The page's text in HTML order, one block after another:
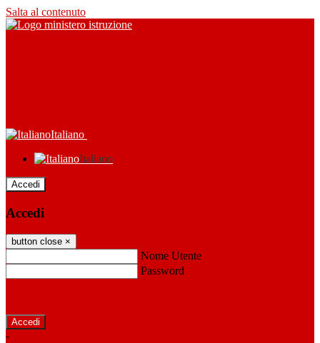
Salta al contenuto
Italiano
Italiano
Accedi
Accedi
button close ×
Nome Utente
Password
-